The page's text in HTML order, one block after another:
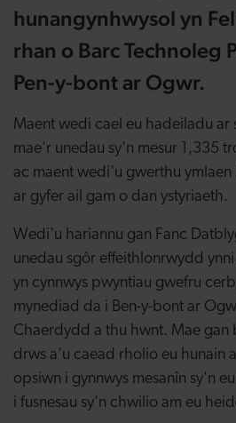
hunangynhwysol yn
rhan o Barc Technoleg
Pen-y-bont ar Ogwr.
Maent wedi cael eu hadeiladu ar
mae'r unedau sy'n mesur 1,335
ac maent wedi'u gwerthu
ar gyfer ail gam o dan ystyriaeth.
Wedi'u hariannu gan Fanc
unedau sgôr effeithlonrwydd
yn cynnwys pwyntiau gwefru
mynediad da i Ben-y-bont ar
Chaerdydd a thu hwnt. Mae gan
drws a'u caead rholio eu hunain
opsiwn i gynnwys mesanîn sy'n
i fusnesau sy'n chwilio am eu